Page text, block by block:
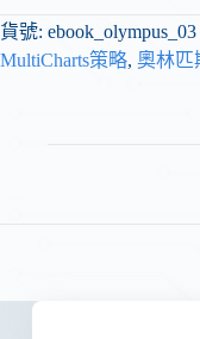
貨號: ebook_olympus_03
MultiCharts策略, 奧林匹